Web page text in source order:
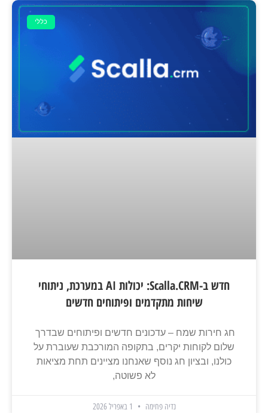
כללי
חדש ב-Scalla.CRM: יכולות AI במערכת, ניתוחי
שיחות מתקדמים ופיתוחים חדשים
חג חירות שמח – עדכונים חדשים ופיתוחים שבדרך
שלום לקוחות יקרים, בתקופה המורכבת שעוברת על
כולנו, ובציון חג נוסף שאנחנו מציינים תחת מציאות
לא פשוטה,
נדיה פחימה